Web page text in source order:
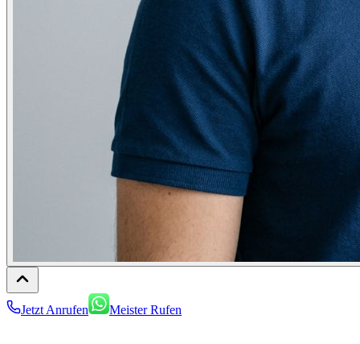
Jetzt Anrufen Meister Rufen